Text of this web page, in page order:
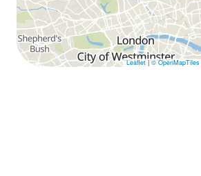
Leaflet | © OpenMapTiles